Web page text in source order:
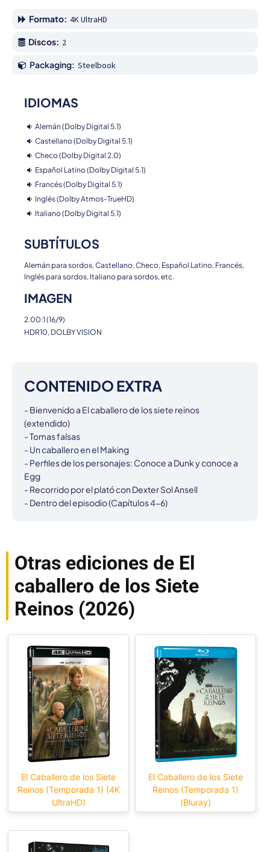
Formato: 4K UltraHD
Discos: 2
Packaging: Steelbook
IDIOMAS
Alemán (Dolby Digital 5.1)
Castellano (Dolby Digital 5.1)
Checo (Dolby Digital 2.0)
Español Latino (Dolby Digital 5.1)
Francés (Dolby Digital 5.1)
Inglés (Dolby Atmos-TrueHD)
Italiano (Dolby Digital 5.1)
SUBTÍTULOS
Alemán para sordos, Castellano, Checo, Español Latino, Francés,
Inglés para sordos, Italiano para sordos, etc.
IMAGEN
2.00:1 (16/9)
HDR10, DOLBY VISION
CONTENIDO EXTRA
- Bienvenido a El caballero de los siete reinos
(extendido)
- Tomas falsas
- Un caballero en el Making
- Perfiles de los personajes: Conoce a Dunk y conoce a
Egg
- Recorrido por el plató con Dexter Sol Ansell
- Dentro del episodio (Capítulos 4-6)
Otras ediciones de El
caballero de los Siete
Reinos (2026)
El Caballero de los Siete
Reinos (Temporada 1) (4K
UltraHD)
El Caballero de los Siete
Reinos (Temporada 1)
(Bluray)